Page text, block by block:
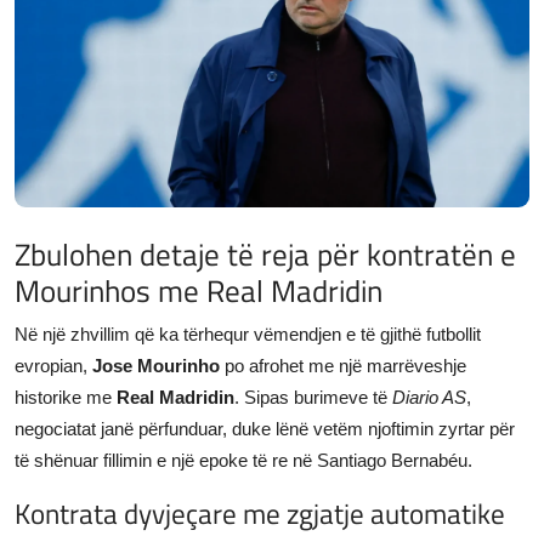
Gallery
Shqip
Zbulohen detaje të reja për kontratën e
Mourinhos me Real Madridin
Në një zhvillim që ka tërhequr vëmendjen e të gjithë futbollit
evropian, Jose Mourinho po afrohet me një marrëveshje
historike me Real Madridin. Sipas burimeve të Diario AS,
negociatat janë përfunduar, duke lënë vetëm njoftimin zyrtar për
të shënuar fillimin e një epoke të re në Santiago Bernabéu.
Kontrata dyvjeçare me zgjatje automatike